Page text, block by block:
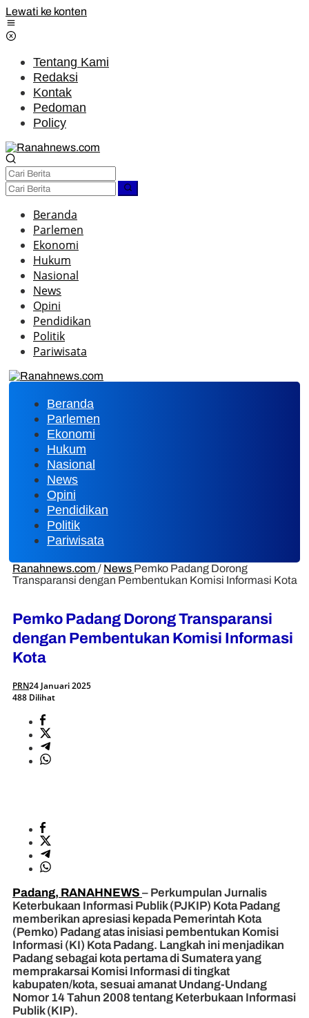
Lewati ke konten
Tentang Kami
Redaksi
Kontak
Pedoman
Policy
Beranda
Parlemen
Ekonomi
Hukum
Nasional
News
Opini
Pendidikan
Politik
Pariwisata
Beranda
Parlemen
Ekonomi
Hukum
Nasional
News
Opini
Pendidikan
Politik
Pariwisata
Ranahnews.com / News Pemko Padang Dorong
Transparansi dengan Pembentukan Komisi Informasi Kota
Pemko Padang Dorong Transparansi
dengan Pembentukan Komisi Informasi
Kota
PRN24 Januari 2025
488 Dilihat
Padang, RANAHNEWS – Perkumpulan Jurnalis
Keterbukaan Informasi Publik (PJKIP) Kota Padang
memberikan apresiasi kepada Pemerintah Kota
(Pemko) Padang atas inisiasi pembentukan Komisi
Informasi (KI) Kota Padang. Langkah ini menjadikan
Padang sebagai kota pertama di Sumatera yang
memprakarsai Komisi Informasi di tingkat
kabupaten/kota, sesuai amanat Undang-Undang
Nomor 14 Tahun 2008 tentang Keterbukaan Informasi
Publik (KIP).